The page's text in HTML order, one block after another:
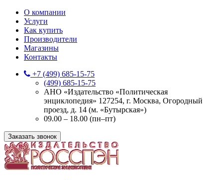
О компании
Услуги
Как купить
Производители
Магазины
Контакты
+7 (499) 685-15-75
(499) 685-15-75
АНО «Издательство «Политическая
энциклопедия» 127254, г. Москва, Огородный
проезд, д. 14 (м. «Бутырская»)
09.00 – 18.00 (пн–пт)
Заказать звонок